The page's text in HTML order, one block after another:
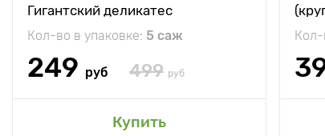
Гигантский деликатес
Кол-во в упаковке: 5 саж
249 руб 499 руб
Купить
Кол-